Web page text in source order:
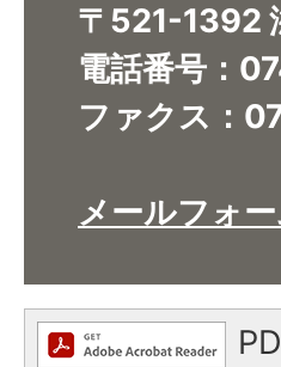
〒521-1392
電話番号：
ファクス：
メールフォ